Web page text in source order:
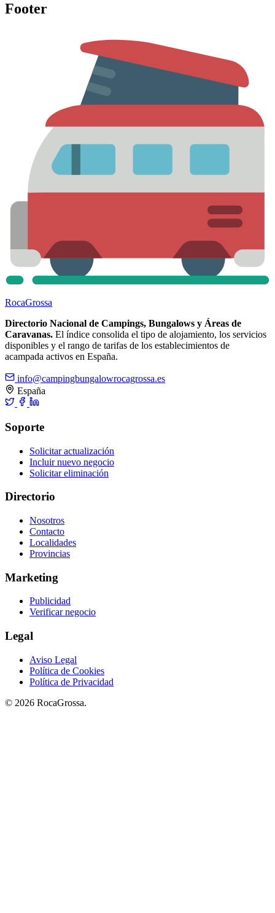
Footer
RocaGrossa
Directorio Nacional de Campings, Bungalows y Áreas de
Caravanas. El índice consolida el tipo de alojamiento, los servicios
disponibles y el rango de tarifas de los establecimientos de
acampada activos en España.
info@campingbungalowrocagrossa.es
España
Soporte
Solicitar actualización
Incluir nuevo negocio
Solicitar eliminación
Directorio
Nosotros
Contacto
Localidades
Provincias
Marketing
Publicidad
Verificar negocio
Legal
Aviso Legal
Política de Cookies
Política de Privacidad
© 2026 RocaGrossa.